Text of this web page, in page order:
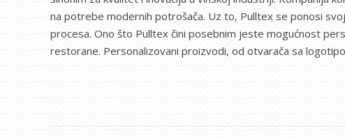
na potrebe modernih potrošača. Uz to, Pulltex se ponosi
procesa. Ono što Pulltex čini posebnim jeste mogućnost
restorane. Personalizovani proizvodi, od otvarača sa